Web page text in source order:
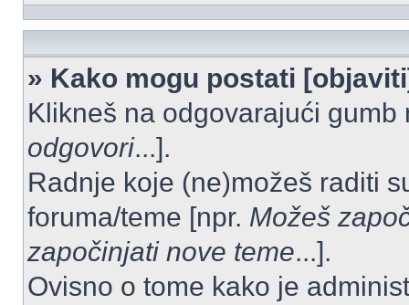
» Kako mogu postati
Klikneš na odgovarajući
odgovori...].
Radnje koje (ne)možeš raditi
foruma/teme [npr. Možeš
započinjati nove teme...].
Ovisno o tome kako je